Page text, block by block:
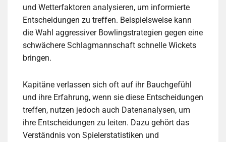
und Wetterfaktoren analysieren, um informierte
Entscheidungen zu treffen. Beispielsweise kann
die Wahl aggressiver Bowlingstrategien gegen eine
schwächere Schlagmannschaft schnelle Wickets
bringen.
Kapitäne verlassen sich oft auf ihr Bauchgefühl
und ihre Erfahrung, wenn sie diese Entscheidungen
treffen, nutzen jedoch auch Datenanalysen, um
ihre Entscheidungen zu leiten. Dazu gehört das
Verständnis von Spielerstatistiken und